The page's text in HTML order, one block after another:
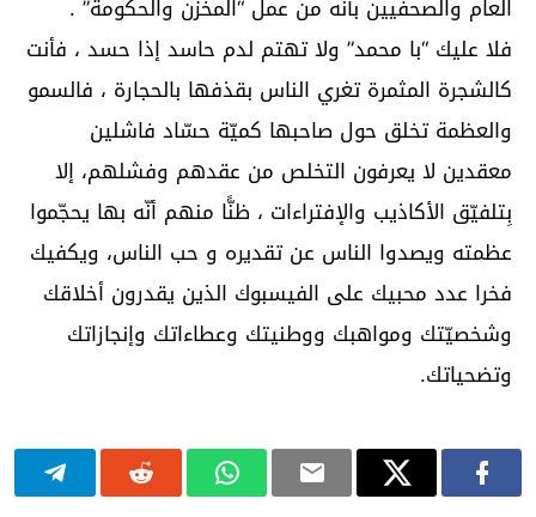
العام والصحفيين بأنه من عمل “المخزن والحكومة” .
فلا عليك “با محمد” ولا تهتم لدم حاسد إذا حسد ، فأنت
كالشجرة المثمرة تغري الناس بقذفها بالحجارة ، فالسمو
والعظمة تخلق حول صاحبها كميّة حسّاد فاشلين
معقدين لا يعرفون التخلص من عقدهم وفشلهم، إلا
بِتلفيّق الأكاذيب والإفتراءات ، ظنًّا منهم أنّه بها يحجّموا
عظمته ويصدوا الناس عن تقديره و حب الناس، ويكفيك
فخرا عدد محبيك على الفيسبوك الذين يقدرون أخلاقك
وشخصيّتك ومواهبك ووطنيتك وعطاءاتك وإنجازاتك
وتضحياتك.